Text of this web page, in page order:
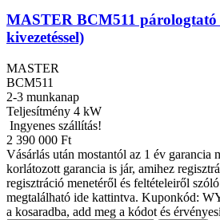
MASTER BCM511 párologtató
kivezetéssel)
MASTER
BCM511
2-3 munkanap
Teljesítmény 4 kW
Ingyenes szállítás!
2 390 000 Ft
Vásárlás után mostantól az 1 év garancia
korlátozott garancia is jár, amihez
regisztráció menetéről és feltételeiről
megtalálható ide kattintva. Kuponkód:
a kosaradba, add meg a kódot és